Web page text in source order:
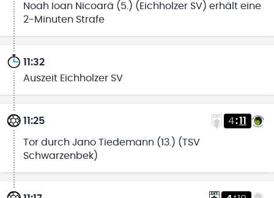
Noah Ioan Nicoarä (5.) (Eichholzer SV) erhält eine
2-Minuten Strafe
11:32
Auszeit Eichholzer SV
11:25 4:11
Tor durch Jano Tiedemann (13.) (TSV
Schwarzenbek)